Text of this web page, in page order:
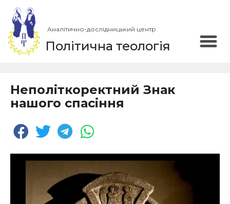
Аналітично-дослідницький центр
Політична теологія
Неполіткоректний Знак
нашого спасіння